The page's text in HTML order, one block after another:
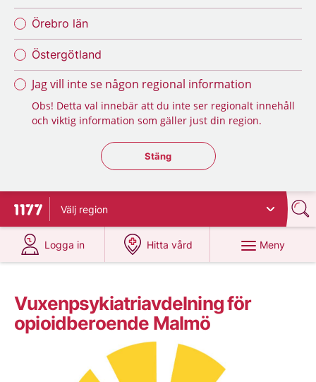
Örebro län
Östergötland
Jag vill inte se någon regional information
Obs! Detta val innebär att du inte ser regionalt innehåll
och viktig information som gäller just din region.
Stäng regionsväljaren
Stäng
Till startsidan för 1177
Välj region
Logga in
på 1177.se
Hitta vård
på 1177.se
Meny
Vuxenpsykiatriavdelning för
opioidberoende Malmö